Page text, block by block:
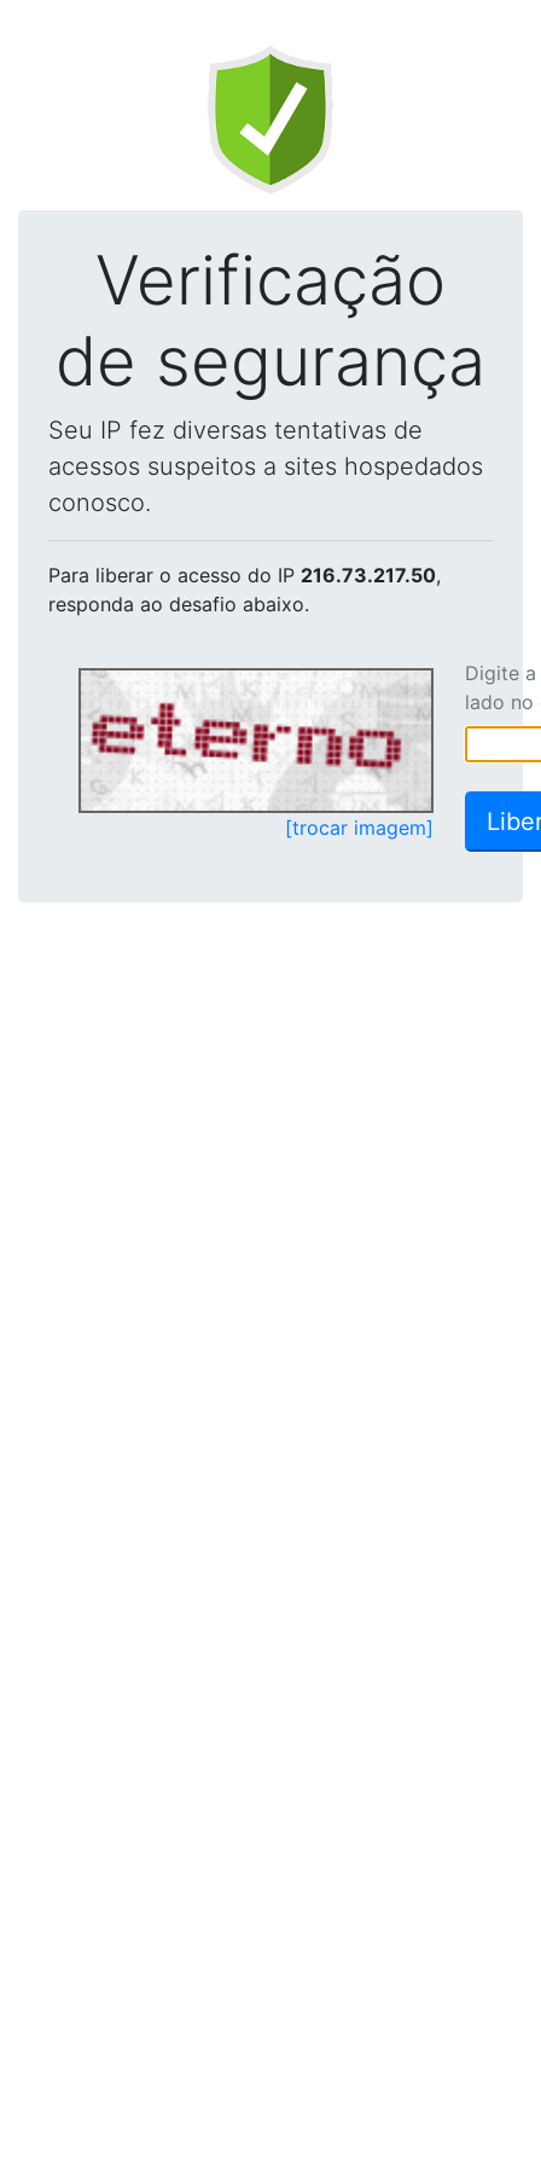
Verificação
de segurança
Seu IP fez diversas tentativas de
acessos suspeitos a sites hospedados
conosco.
Para liberar o acesso do IP 216.73.217.50,
responda ao desafio abaixo.
[trocar imagem]
Digite
lado no